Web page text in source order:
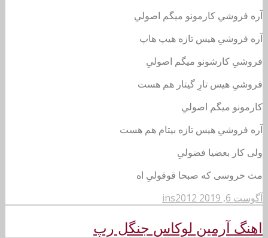
آره فروشیِ کارمونو میگم اصولیِ
آره فروشیِ هیس تازه هیپ هاپ
فروشیِ کارشونو میگم اصولیِ
فروشیِ هیس تارِ گیتار هم هست
کارمونو میگم اصولیِ
آره فروشیِ هیس تازه بیتام هم هست
ولی کار بعضیا فضولیِ
مث خروسی که صبحا قوقولیِ اه
آگوست 6, 2019
ins2012
اهنگ آرمین لوکاس جنگل رپ